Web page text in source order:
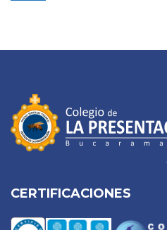
CERTIFICACIONES